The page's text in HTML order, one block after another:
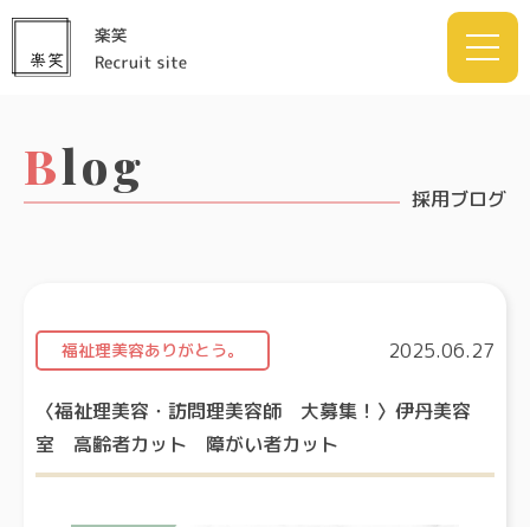
Blog
採用ブログ
福祉理美容ありがとう。 2025.06.27
〈福祉理美容・訪問理美容師 大募集！〉伊丹美容
室 高齢者カット 障がい者カット